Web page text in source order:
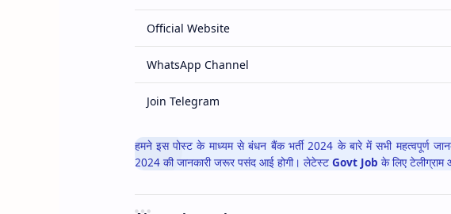
Official Website
WhatsApp Channel
Join Telegram
हमने इस पोस्ट के माध्यम से बंधन बैंक भर्ती 2024 के बारे में सभी महत्वपूर्ण
2024 की जानकारी जरूर पसंद आई होगी। लेटेस्ट Govt Job के लिए